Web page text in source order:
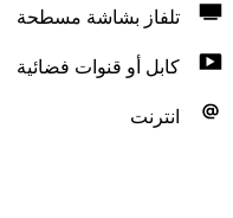
تلفاز بشاشة مسطحة
كابل أو قنوات فضائية
انترنت